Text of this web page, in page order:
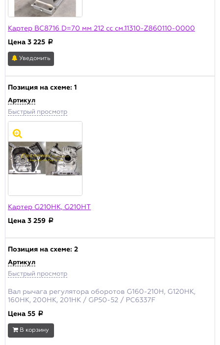
Склад Москва
Champion
Актуальность
Архивная позиция
Картер BC8716 D=70 мм 212 cc см.11310-Z860110-0000
Цена 3 225 a
Уведомить
Позиция на схеме: 1
Артикул
Быстрый просмотр
Картер G210HK, G210HT
Цена 3 259 a
Позиция на схеме: 2
Артикул
Быстрый просмотр
Вал рычага регулятора оборотов G160-210H, G120HK,
160HK, 200HK, 201HK / GP50-52 / PC6337F
Цена 55 a
В корзину